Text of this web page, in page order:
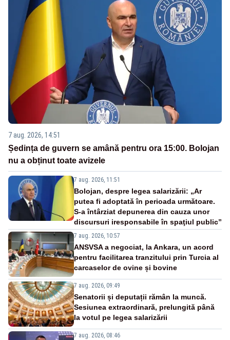
7 aug. 2026, 14:51
Ședința de guvern se amână pentru ora 15:00. Bolojan
nu a obținut toate avizele
7 aug. 2026, 11:51
Bolojan, despre legea salarizării: „Ar
putea fi adoptată în perioada următoare.
S-a întârziat depunerea din cauza unor
discursuri iresponsabile în spaţiul public”
7 aug. 2026, 10:57
ANSVSA a negociat, la Ankara, un acord
pentru facilitarea tranzitului prin Turcia al
carcaselor de ovine și bovine
7 aug. 2026, 09:49
Senatorii și deputații rămân la muncă.
Sesiunea extraordinară, prelungită până
la votul pe legea salarizării
7 aug. 2026, 08:46